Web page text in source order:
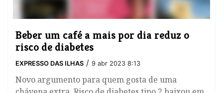
Beber um café a mais por dia reduz o
risco de diabetes
EXPRESSO DAS ILHAS / 9 abr 2023 8:13
Novo argumento para quem gosta de uma